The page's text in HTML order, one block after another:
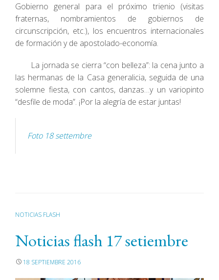
Gobierno general para el próximo trienio (visitas
fraternas, nombramientos de gobiernos de
circunscripción, etc.), los encuentros internacionales
de formación y de apostolado-economía.
La jornada se cierra “con belleza”: la cena junto a
las hermanas de la Casa generalicia, seguida de una
solemne fiesta, con cantos, danzas…y un variopinto
“desfile de moda”. ¡Por la alegría de estar juntas!
Foto 18 settembre
NOTICIAS FLASH
Noticias flash 17 setiembre
18 SEPTIEMBRE 2016